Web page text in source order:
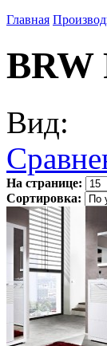
Главная
BRW
Вид:
На странице:
Сортировка: